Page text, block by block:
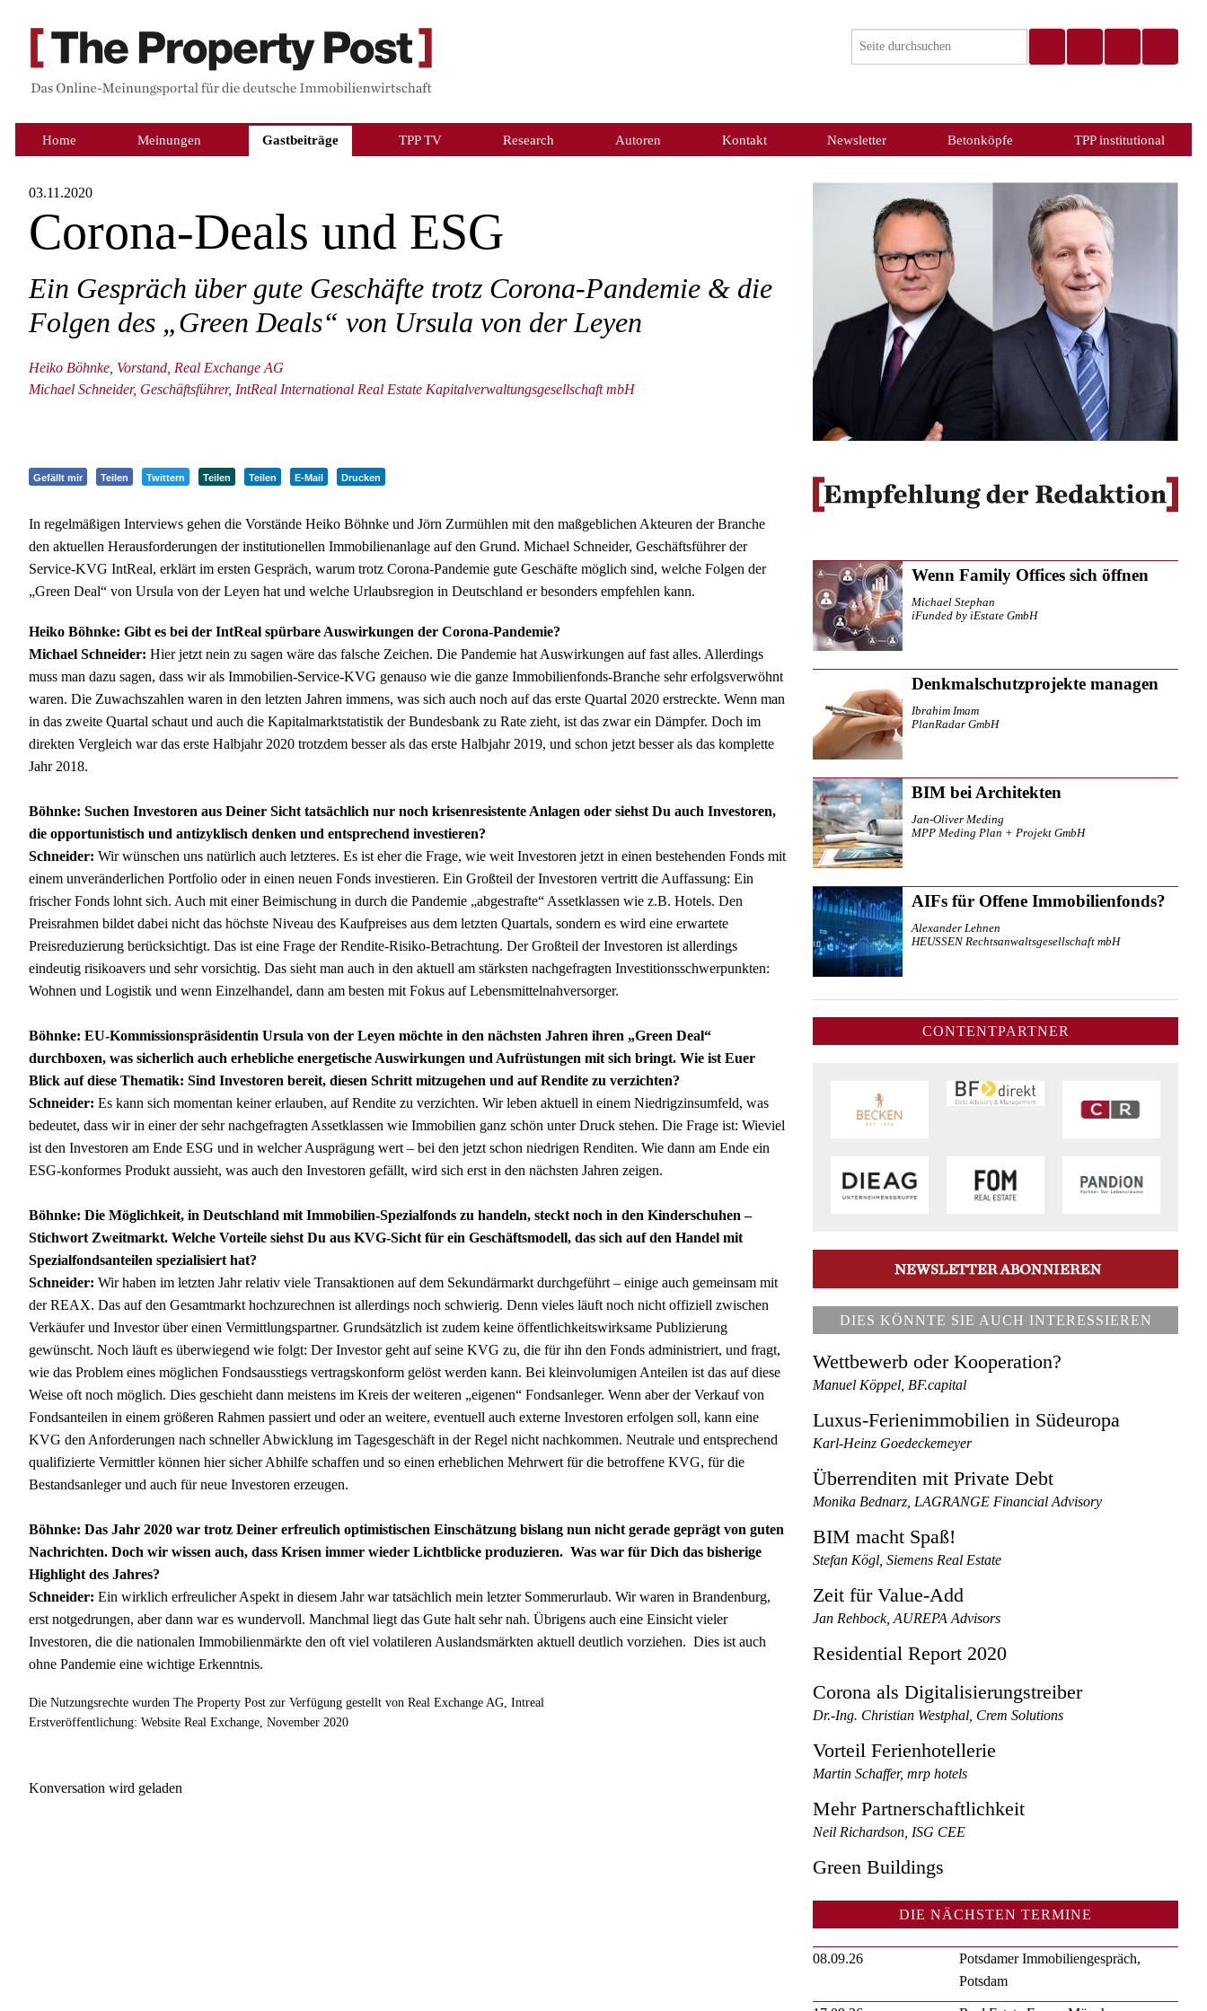
Home Meinungen Gastbeiträge TPP TV Research Autoren Kontakt Newsletter Betonköpfe TPP institutional
03.11.2020
Corona-Deals und ESG
Ein Gespräch über gute Geschäfte trotz Corona-Pandemie & die
Folgen des „Green Deals“ von Ursula von der Leyen
Heiko Böhnke, Vorstand, Real Exchange AG
Michael Schneider, Geschäftsführer, IntReal International Real Estate Kapitalverwaltungsgesellschaft mbH
Gefällt mir Teilen Twittern Teilen Teilen E-Mail Drucken
In regelmäßigen Interviews gehen die Vorstände Heiko Böhnke und Jörn Zurmühlen mit den maßgeblichen Akteuren der Branche
den aktuellen Herausforderungen der institutionellen Immobilienanlage auf den Grund. Michael Schneider, Geschäftsführer der
Service-KVG IntReal, erklärt im ersten Gespräch, warum trotz Corona-Pandemie gute Geschäfte möglich sind, welche Folgen der
„Green Deal“ von Ursula von der Leyen hat und welche Urlaubsregion in Deutschland er besonders empfehlen kann.
Heiko Böhnke: Gibt es bei der IntReal spürbare Auswirkungen der Corona-Pandemie?
Michael Schneider: Hier jetzt nein zu sagen wäre das falsche Zeichen. Die Pandemie hat Auswirkungen auf fast alles. Allerdings
muss man dazu sagen, dass wir als Immobilien-Service-KVG genauso wie die ganze Immobilienfonds-Branche sehr erfolgsverwöhnt
waren. Die Zuwachszahlen waren in den letzten Jahren immens, was sich auch noch auf das erste Quartal 2020 erstreckte. Wenn man
in das zweite Quartal schaut und auch die Kapitalmarktstatistik der Bundesbank zu Rate zieht, ist das zwar ein Dämpfer. Doch im
direkten Vergleich war das erste Halbjahr 2020 trotzdem besser als das erste Halbjahr 2019, und schon jetzt besser als das komplette
Jahr 2018.
Böhnke: Suchen Investoren aus Deiner Sicht tatsächlich nur noch krisenresistente Anlagen oder siehst Du auch Investoren,
die opportunistisch und antizyklisch denken und entsprechend investieren?
Schneider: Wir wünschen uns natürlich auch letzteres. Es ist eher die Frage, wie weit Investoren jetzt in einen bestehenden Fonds mit
einem unveränderlichen Portfolio oder in einen neuen Fonds investieren. Ein Großteil der Investoren vertritt die Auffassung: Ein
frischer Fonds lohnt sich. Auch mit einer Beimischung in durch die Pandemie „abgestrafte“ Assetklassen wie z.B. Hotels. Den
Preisrahmen bildet dabei nicht das höchste Niveau des Kaufpreises aus dem letzten Quartals, sondern es wird eine erwartete
Preisreduzierung berücksichtigt. Das ist eine Frage der Rendite-Risiko-Betrachtung. Der Großteil der Investoren ist allerdings
eindeutig risikoavers und sehr vorsichtig. Das sieht man auch in den aktuell am stärksten nachgefragten Investitionsschwerpunkten:
Wohnen und Logistik und wenn Einzelhandel, dann am besten mit Fokus auf Lebensmittelnahversorger.
Böhnke: EU-Kommissionspräsidentin Ursula von der Leyen möchte in den nächsten Jahren ihren „Green Deal“
durchboxen, was sicherlich auch erhebliche energetische Auswirkungen und Aufrüstungen mit sich bringt. Wie ist Euer
Blick auf diese Thematik: Sind Investoren bereit, diesen Schritt mitzugehen und auf Rendite zu verzichten?
Schneider: Es kann sich momentan keiner erlauben, auf Rendite zu verzichten. Wir leben aktuell in einem Niedrigzinsumfeld, was
bedeutet, dass wir in einer der sehr nachgefragten Assetklassen wie Immobilien ganz schön unter Druck stehen. Die Frage ist: Wieviel
ist den Investoren am Ende ESG und in welcher Ausprägung wert – bei den jetzt schon niedrigen Renditen. Wie dann am Ende ein
ESG-konformes Produkt aussieht, was auch den Investoren gefällt, wird sich erst in den nächsten Jahren zeigen.
Böhnke: Die Möglichkeit, in Deutschland mit Immobilien-Spezialfonds zu handeln, steckt noch in den Kinderschuhen –
Stichwort Zweitmarkt. Welche Vorteile siehst Du aus KVG-Sicht für ein Geschäftsmodell, das sich auf den Handel mit
Spezialfondsanteilen spezialisiert hat?
Schneider: Wir haben im letzten Jahr relativ viele Transaktionen auf dem Sekundärmarkt durchgeführt – einige auch gemeinsam mit
der REAX. Das auf den Gesamtmarkt hochzurechnen ist allerdings noch schwierig. Denn vieles läuft noch nicht offiziell zwischen
Verkäufer und Investor über einen Vermittlungspartner. Grundsätzlich ist zudem keine öffentlichkeitswirksame Publizierung
gewünscht. Noch läuft es überwiegend wie folgt: Der Investor geht auf seine KVG zu, die für ihn den Fonds administriert, und fragt,
wie das Problem eines möglichen Fondsausstiegs vertragskonform gelöst werden kann. Bei kleinvolumigen Anteilen ist das auf diese
Weise oft noch möglich. Dies geschieht dann meistens im Kreis der weiteren „eigenen“ Fondsanleger. Wenn aber der Verkauf von
Fondsanteilen in einem größeren Rahmen passiert und oder an weitere, eventuell auch externe Investoren erfolgen soll, kann eine
KVG den Anforderungen nach schneller Abwicklung im Tagesgeschäft in der Regel nicht nachkommen. Neutrale und entsprechend
qualifizierte Vermittler können hier sicher Abhilfe schaffen und so einen erheblichen Mehrwert für die betroffene KVG, für die
Bestandsanleger und auch für neue Investoren erzeugen.
Böhnke: Das Jahr 2020 war trotz Deiner erfreulich optimistischen Einschätzung bislang nun nicht gerade geprägt von guten
Nachrichten. Doch wir wissen auch, dass Krisen immer wieder Lichtblicke produzieren. Was war für Dich das bisherige
Highlight des Jahres?
Schneider: Ein wirklich erfreulicher Aspekt in diesem Jahr war tatsächlich mein letzter Sommerurlaub. Wir waren in Brandenburg,
erst notgedrungen, aber dann war es wundervoll. Manchmal liegt das Gute halt sehr nah. Übrigens auch eine Einsicht vieler
Investoren, die die nationalen Immobilienmärkte den oft viel volatileren Auslandsmärkten aktuell deutlich vorziehen. Dies ist auch
ohne Pandemie eine wichtige Erkenntnis.
Die Nutzungsrechte wurden The Property Post zur Verfügung gestellt von Real Exchange AG, Intreal
Erstveröffentlichung: Website Real Exchange, November 2020
Konversation wird geladen
Wenn Family Offices sich öffnen
Michael Stephan
iFunded by iEstate GmbH
Denkmalschutzprojekte managen
Ibrahim Imam
PlanRadar GmbH
BIM bei Architekten
Jan-Oliver Meding
MPP Meding Plan + Projekt GmbH
AIFs für Offene Immobilienfonds?
Alexander Lehnen
HEUSSEN Rechtsanwaltsgesellschaft mbH
CONTENTPARTNER
DIES KÖNNTE SIE AUCH INTERESSIEREN
Wettbewerb oder Kooperation?
Manuel Köppel, BF.capital
Luxus-Ferienimmobilien in Südeuropa
Karl-Heinz Goedeckemeyer
Überrenditen mit Private Debt
Monika Bednarz, LAGRANGE Financial Advisory
BIM macht Spaß!
Stefan Kögl, Siemens Real Estate
Zeit für Value-Add
Jan Rehbock, AUREPA Advisors
Residential Report 2020
Corona als Digitalisierungstreiber
Dr.-Ing. Christian Westphal, Crem Solutions
Vorteil Ferienhotellerie
Martin Schaffer, mrp hotels
Mehr Partnerschaftlichkeit
Neil Richardson, ISG CEE
Green Buildings
DIE NÄCHSTEN TERMINE
08.09.26
Potsdamer Immobiliengespräch,
Potsdam